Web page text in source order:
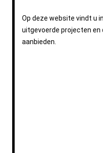
Op deze website vindt u
uitgevoerde projecten en
aanbieden.